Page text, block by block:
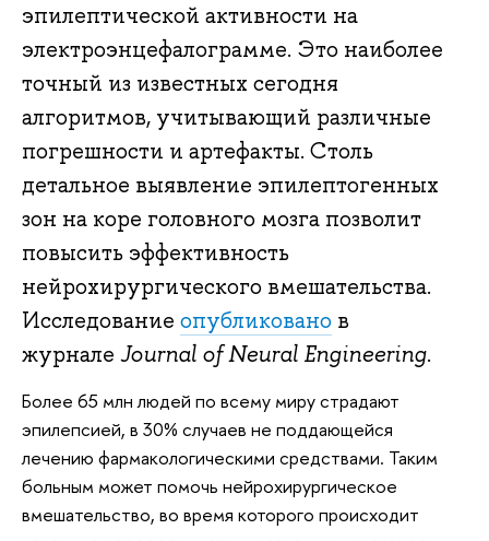
эпилептической активности на
электроэнцефалограмме. Это наиболее
точный из известных сегодня
алгоритмов, учитывающий различные
погрешности и артефакты. Столь
детальное выявление эпилептогенных
зон на коре головного мозга позволит
повысить эффективность
нейрохирургического вмешательства.
Исследование опубликовано в
журнале Journal of Neural Engineering.
Более 65 млн людей по всему миру страдают
эпилепсией, в 30% случаев не поддающейся
лечению фармакологическими средствами. Таким
больным может помочь нейрохирургическое
вмешательство, во время которого происходит